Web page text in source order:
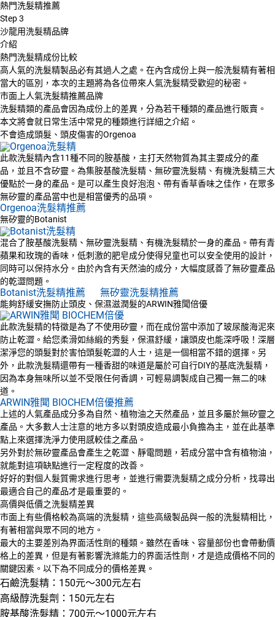
熱門洗髮精推薦
Step3
沙龍用洗髮精品牌
介紹
熱門洗髮精成份比較
高人氣的洗髮精製品必有其過人之處。在內含成份上與一般洗髮精有著相
當大的區別，本次的主題將為各位帶來人氣洗髮精受歡迎的秘密。
市面上人氣洗髮精推薦品牌
洗髮精類的產品會因為成份上的差異，分為若干種類的產品進行販賣。
本文將會就日常生活中常見的種類進行詳細之介紹。
不會造成頭髮、頭皮傷害的Orgenoa
此款洗髮精內含11種不同的胺基酸，主打天然物質為其主要成分的產
品，並且不含矽靈。為集胺基酸洗髮精、無矽靈洗髮精、有機洗髮精三大
優點於一身的產品。是可以產生良好泡泡、帶有香草香味之佳作，在眾多
無矽靈的產品當中也是相當優秀的品項。
Orgenoa洗髮精推薦
無矽靈的Botanist
混合了胺基酸洗髮精、無矽靈洗髮精、有機洗髮精於一身的產品。帶有青
蘋果和玫瑰的香味，低刺激的肥皂成分使得兒童也可以安全使用的設計，
同時可以保持水分。由於內含有天然油的成分，大幅度感善了無矽靈產品
的乾澀問題。
Botanist洗髮精推薦 無矽靈洗髮精推薦
能夠舒緩安撫防止頭皮、保濕滋潤髮的ARWIN雅聞倍優
此款洗髮精的特徵是為了不使用矽靈，而在成份當中添加了玻尿酸海泥來
防止乾澀。給您柔滑如絲緞的秀髮，保濕舒緩，讓頭皮也能深呼吸！深層
潔淨您的頭髮對於害怕頭髮乾澀的人士，這是一個相當不錯的選擇。另
外，此款洗髮精還帶有一種香甜的味道是屬於可自行DIY的基底洗髮精，
因為本身無味所以並不受限任何香調，可輕易調製成自己獨一無二的味
道。
ARWIN雅聞 BIOCHEM倍優推薦
上述的人氣產品成分多為自然、植物油之天然產品，並且多屬於無矽靈之
產品。大多數人士注意的地方多以對頭皮造成最小負擔為主，並在此基準
點上來選擇洗淨力使用感較佳之產品。
另外對於無矽靈產品會產生之乾澀、靜電問題，若成分當中含有植物油，
就能對這項缺點進行一定程度的改善。
好好的對個人髮質需求進行思考，並進行需要洗髮精之成分分析，找尋出
最適合自己的產品才是最重要的。
高價與低價之洗髮精差異
市面上有些價格較為高端的洗髮精，這些高級製品與一般的洗髮精相比，
有著相當與眾不同的地方。
最大的主要差別為界面活性劑的種類。雖然在香味、容量部份也會帶動價
格上的差異，但是有著影響洗滌能力的界面活性劑，才是造成價格不同的
關鍵因素。以下為不同成分的價格差異。
石鹼洗髮精：150元～300元左右
高級醇洗髮劑：150元左右
胺基酸洗髮精：700元～1000元左右